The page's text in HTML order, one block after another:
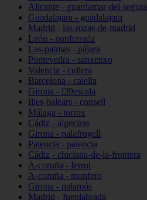
Alicante - guardamar-del-segura
Guadalajara - guadalajara
Madrid - las-rozas-de-madrid
León - ponferrada
Las-palmas - pájara
Pontevedra - sanxenxo
Valencia - cullera
Barcelona - calella
Girona - l39escala
Illes-balears - consell
Málaga - torrox
Cádiz - algeciras
Girona - palafrugell
Palencia - palencia
Cádiz - chiclana-de-la-frontera
A-coruña - ferrol
A-coruña - monfero
Girona - palamós
Madrid - fuenlabrada